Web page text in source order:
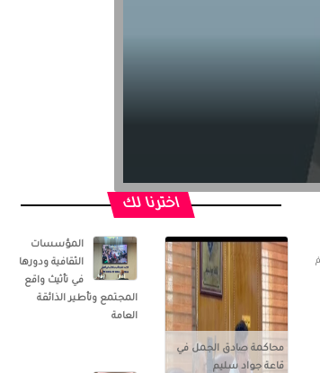
اخترنا لك
محاكمة صادق الجمل في
قاعة جواد سليم
المؤسسات
الثقافية ودورها
في تأثيث واقع
المجتمع وتأطير الذائقة
العامة